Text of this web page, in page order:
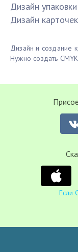
Дизайн
Дизайн
Дизайн и создание
Нужно создать
Если